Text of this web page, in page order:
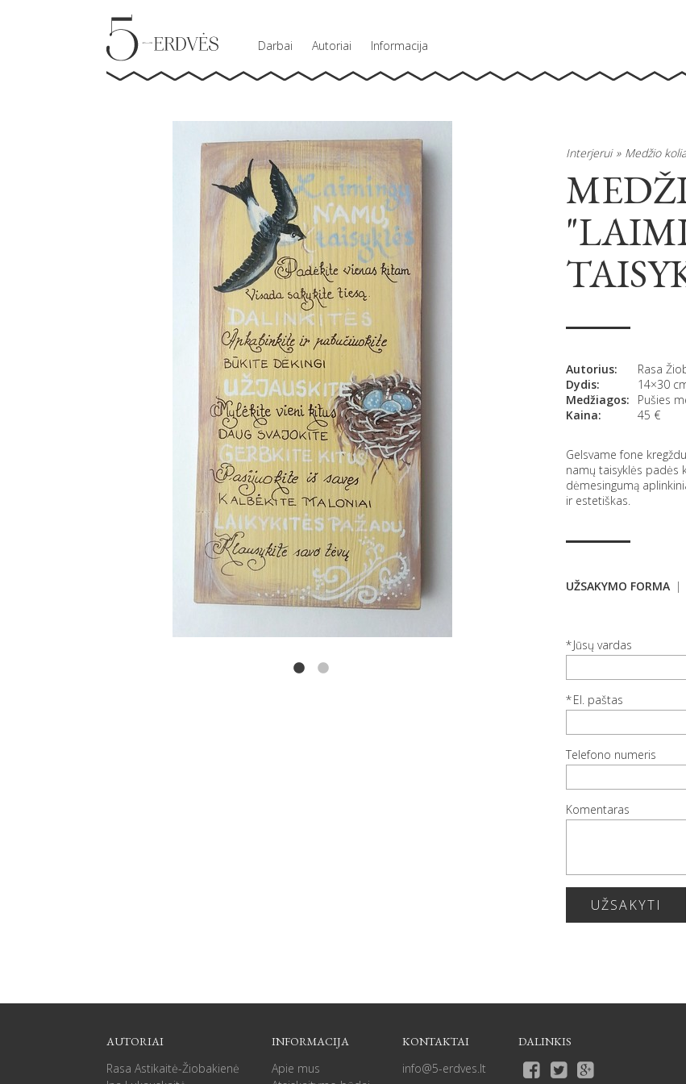
Darbai Autoriai Informacija
Interjerui Medžio
Autorius:
Rasa
Dydis:
14×30
Medžiagos:
Pušies
Kaina:
45 €
Gelsvame fone
namų taisyklės padės
dėmesingumą
ir estetiškas.
UŽSAKYMO FORMA
Jūsų vardas
El. paštas
Telefono numeris
Komentaras
UŽSAKYTI
AUTORIAI
Rasa Astikaitė-Žiobakienė
INFORMACIJA
Apie mus
KONTAKTAI
info@5-erdves.lt
DALINKIS